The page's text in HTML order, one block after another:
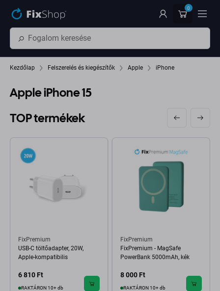
0
Kezdőlap Felszerelés és kiegészítők Apple iPhone
Apple iPhone 15
TOP termékek
FixPremium
USB-C töltőadapter, 20W,
Apple-kompatibilis
6 810 Ft
RAKTÁRON 10+ db
FixPremium
FixPremium - MagSafe
PowerBank 5000mAh, kék
8 000 Ft
RAKTÁRON 10+ db